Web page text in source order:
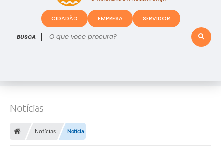
O que voce procura?
CIDADÃO EMPRESA SERVIDOR
Notícias
Notícias Notícia